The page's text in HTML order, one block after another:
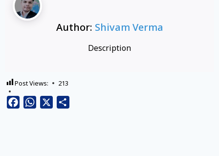
Author: Shivam Verma
Description
Post Views: 213
FacebookWhatsApp